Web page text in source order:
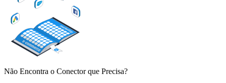
Não Encontra o Conector que Precisa?